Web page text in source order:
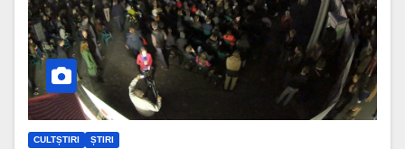
CULTȘTIRI ȘTIRI